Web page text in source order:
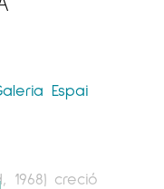
Espai
1968) creció